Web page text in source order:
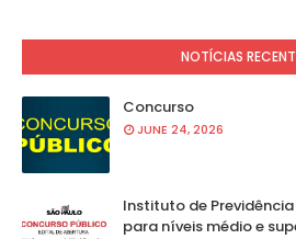
NOTÍCIAS
Concurso
JUNE 24, 2026
Instituto de
para níveis médio e